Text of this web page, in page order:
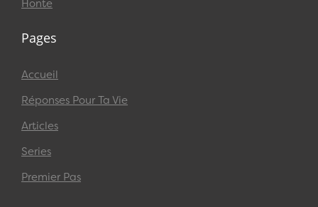
Honte
Pages
Accueil
Réponses Pour Ta Vie
Articles
Series
Premier Pas